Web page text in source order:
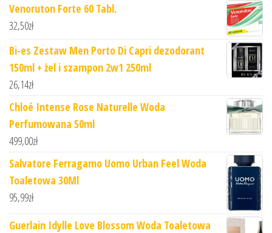
Venoruton Forte 60 Tabl.
32,50zł
Bi-es Zestaw Men Porto Di Capri dezodorant
150ml + żel i szampon 2w1 250ml
26,14zł
Chloé Intense Rose Naturelle Woda
Perfumowana 50ml
499,00zł
Salvatore Ferragamo Uomo Urban Feel Woda
Toaletowa 30Ml
95,99zł
Guerlain Idylle Love Blossom Woda Toaletowa